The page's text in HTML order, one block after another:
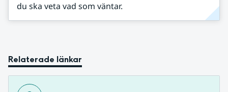
du ska veta vad som väntar.
Relaterade länkar